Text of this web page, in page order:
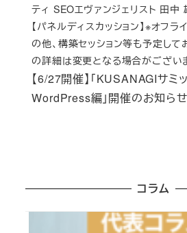
【6/27開催】「KUSANAGIサミ
WordPress編」開催のお知らせ
ティ SEOエヴァンジェリスト 田中
【パネルディスカッション】※オフ
の他、構築セッション等も予定して
の詳細は変更となる場合がござい
コラム